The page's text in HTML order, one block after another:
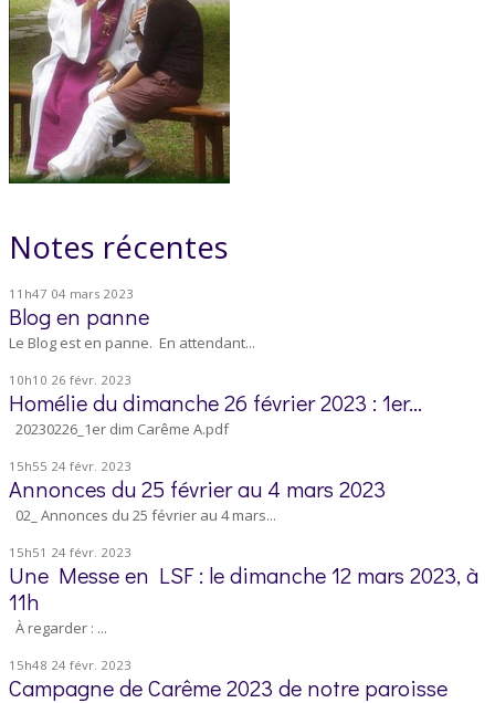
Notes récentes
11h47 04 mars 2023
Blog en panne
Le Blog est en panne. En attendant...
10h10 26 févr. 2023
Homélie du dimanche 26 février 2023 : 1er...
20230226_1er dim Carême A.pdf
15h55 24 févr. 2023
Annonces du 25 février au 4 mars 2023
02_ Annonces du 25 février au 4 mars...
15h51 24 févr. 2023
Une Messe en LSF : le dimanche 12 mars 2023, à
11h
À regarder : ...
15h48 24 févr. 2023
Campagne de Carême 2023 de notre paroisse